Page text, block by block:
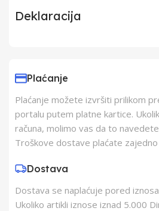
Deklaracija
Proizvođač
Zemlja Uvoza
Plaćanje
Plaćanje možete izvršiti prilikom
portalu putem platne kartice.
računa, molimo vas da to
Troškove dostave plaćate zajedno
Dostava
Dostava se naplaćuje pored
Ukoliko artikli iznose iznad 5.000